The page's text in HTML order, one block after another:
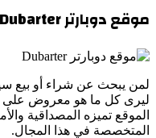
موقع دوبارتر Dubarter
لمن يبحث عن شراء أو بيع
ليرى كل ما هو معروض على
الموقع تميزه المصداقية
المتخصصة في هذا المجال.